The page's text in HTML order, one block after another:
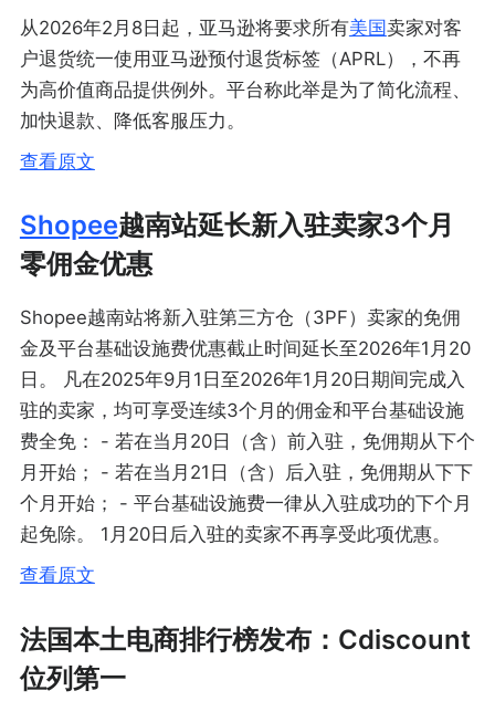
从2026年2月8日起，亚马逊将要求所有美国卖家对客
户退货统一使用亚马逊预付退货标签（APRL），不再
为高价值商品提供例外。平台称此举是为了简化流程、
加快退款、降低客服压力。
查看原文
Shopee越南站延长新入驻卖家3个月
零佣金优惠
Shopee越南站将新入驻第三方仓（3PF）卖家的免佣
金及平台基础设施费优惠截止时间延长至2026年1月20
日。 凡在2025年9月1日至2026年1月20日期间完成入
驻的卖家，均可享受连续3个月的佣金和平台基础设施
费全免： - 若在当月20日（含）前入驻，免佣期从下个
月开始； - 若在当月21日（含）后入驻，免佣期从下下
个月开始； - 平台基础设施费一律从入驻成功的下个月
起免除。 1月20日后入驻的卖家不再享受此项优惠。
查看原文
法国本土电商排行榜发布：Cdiscount
位列第一